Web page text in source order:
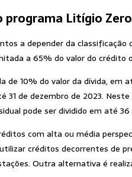
programa Litígio Zero
a depender da
a 65% do valor do crédito
10% do valor da dívida, em
31 de dezembro de 2023.
pode ser dividido em até 36
com alta ou média
créditos decorrentes de
Outra alternativa é